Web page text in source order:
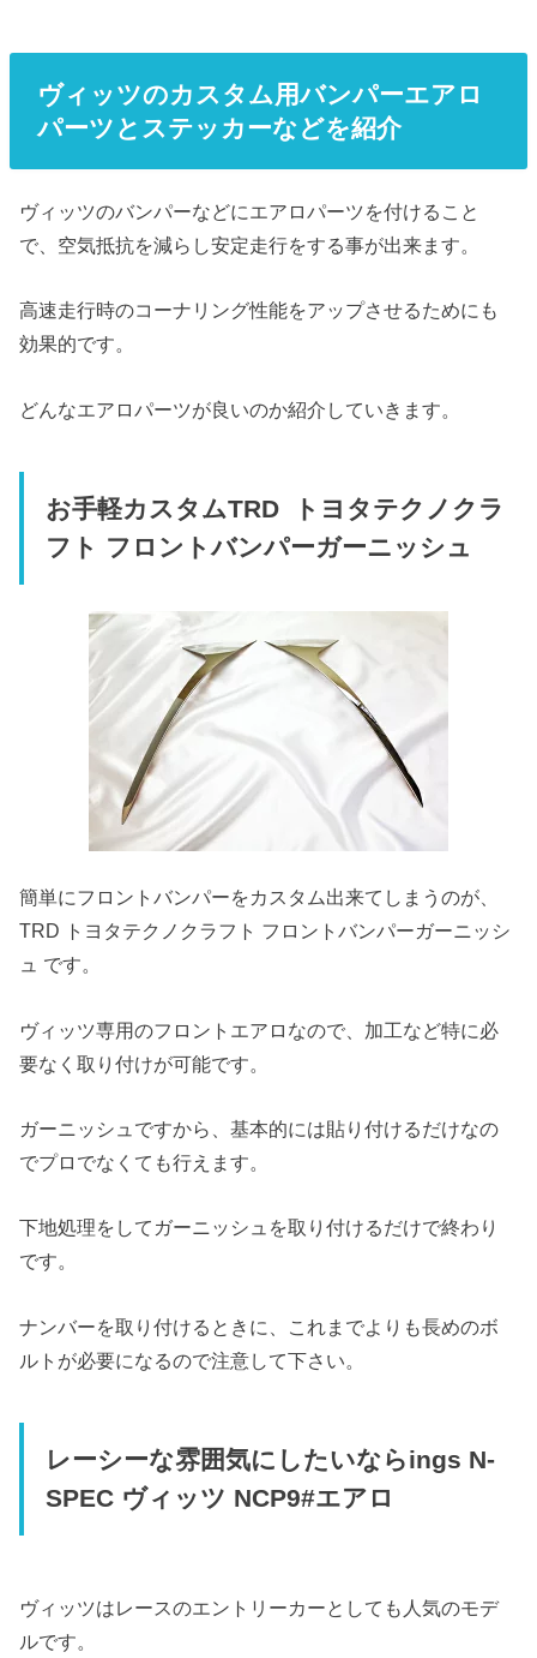
ヴィッツのカスタム用バンパーエアロ
パーツとステッカーなどを紹介
ヴィッツのバンパーなどにエアロパーツを付けること
で、空気抵抗を減らし安定走行をする事が出来ます。
高速走行時のコーナリング性能をアップさせるためにも
効果的です。
どんなエアロパーツが良いのか紹介していきます。
お手軽カスタムTRD トヨタテクノクラ
フト フロントバンパーガーニッシュ
簡単にフロントバンパーをカスタム出来てしまうのが、
TRD トヨタテクノクラフト フロントバンパーガーニッシ
ュ です。
ヴィッツ専用のフロントエアロなので、加工など特に必
要なく取り付けが可能です。
ガーニッシュですから、基本的には貼り付けるだけなの
でプロでなくても行えます。
下地処理をしてガーニッシュを取り付けるだけで終わり
です。
ナンバーを取り付けるときに、これまでよりも長めのボ
ルトが必要になるので注意して下さい。
レーシーな雰囲気にしたいならings N-
SPEC ヴィッツ NCP9#エアロ
ヴィッツはレースのエントリーカーとしても人気のモデ
ルです。